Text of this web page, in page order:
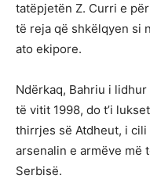
tatëpjetën Z. Curri e
të reja që shkëlqyen si
ato ekipore.
Ndërkaq, Bahriu i
të vitit 1998, do t’i
thirrjes së Atdheut, i
arsenalin e armëve më
Serbisë.